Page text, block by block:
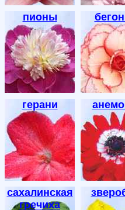
пионы
герани
сахалинская
гречиха